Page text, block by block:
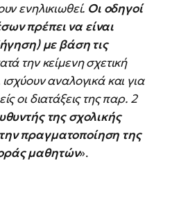
ενηλικιωθεί. Οι οδηγοί
πρέπει να είναι
με βάση τις
την κείμενη σχετική
αναλογικά και για
οι διατάξεις της παρ. 2
της σχολικής
πραγματοποίηση της
μαθητών».